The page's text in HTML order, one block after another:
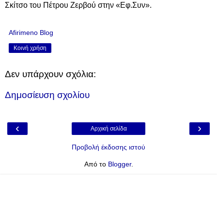
Σκίτσο του Πέτρου Ζερβού στην «Εφ.Συν».
Afirimeno Blog
Κοινή χρήση
Δεν υπάρχουν σχόλια:
Δημοσίευση σχολίου
‹ ›
Αρχική σελίδα
Προβολή έκδοσης ιστού
Από το Blogger.